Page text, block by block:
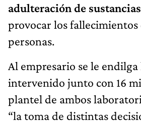
adulteración de
provocar los fallecimientos
personas.
Al empresario se le endilga
intervenido junto con 16
plantel de ambos
“la toma de distintas